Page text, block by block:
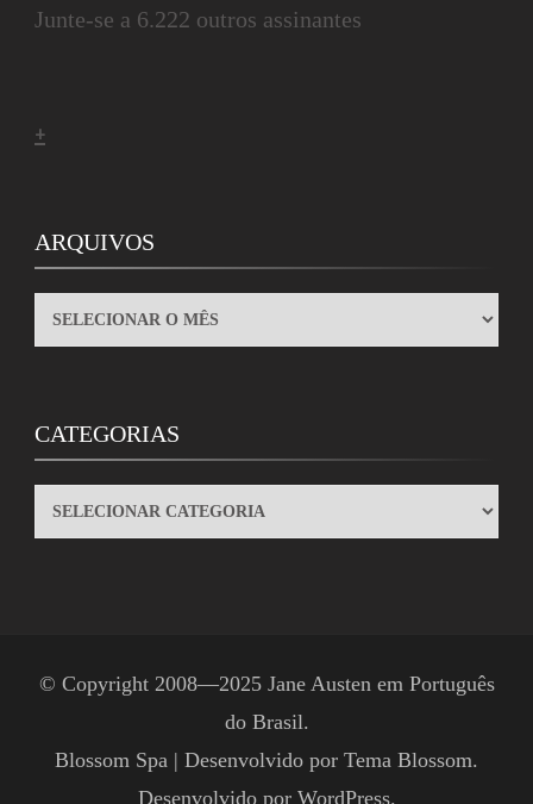
Junte-se a 6.222 outros assinantes
+
ARQUIVOS
ARQUIVOS
CATEGORIAS
CATEGORIAS
© Copyright 2008—2025 Jane Austen em Português
do Brasil.
Blossom Spa | Desenvolvido por Tema Blossom.
Desenvolvido por WordPress.